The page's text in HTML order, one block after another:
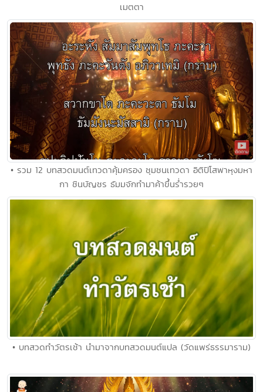
เมตตา
• รวม 12 บทสวดมนต์เทวดาคุ้มครอง ชุมชนเทวดา อิติปิโสพาหุงมหา
กา ชินบัญชร ธัมมจักทำมาค้าขึ้นร่ำรวยๆ
• บทสวดทำวัตรเช้า นำมาจากบทสวดมนต์แปล (วัดแพร่ธรรมาราม)